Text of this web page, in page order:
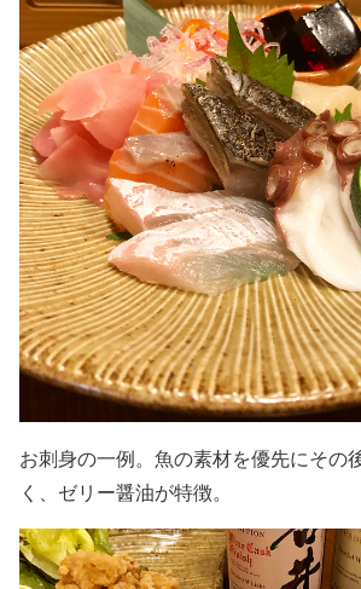
お刺身の一例。魚の素材を優先にその
く、ゼリー醤油が特徴。